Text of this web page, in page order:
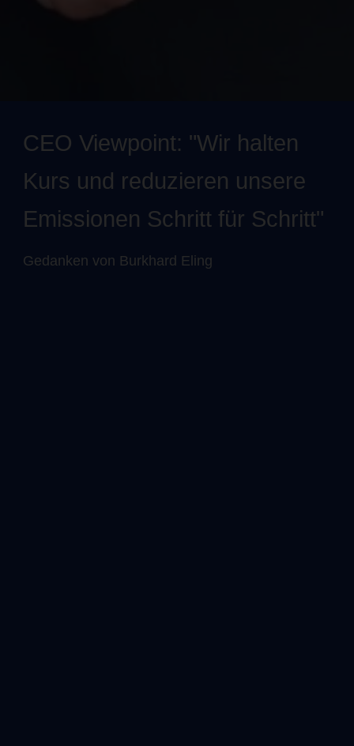
CEO Viewpoint: "Wir halten
Kurs und reduzieren unsere
Emissionen Schritt für Schritt"
Gedanken von Burkhard Eling